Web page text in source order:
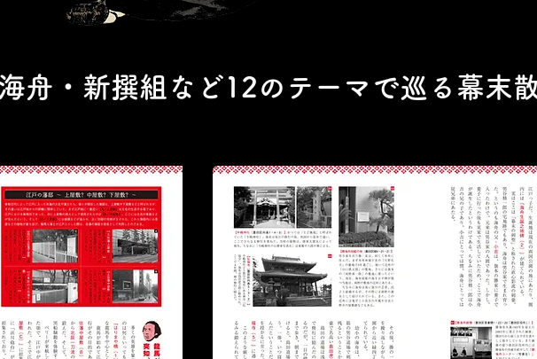
舟・新撰組など12のテーマで巡る幕末